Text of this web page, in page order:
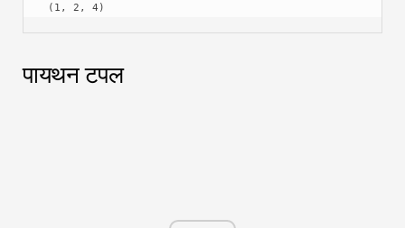
(1, 2, 4)
पायथन टपल